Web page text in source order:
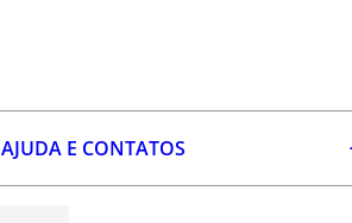
AJUDA E CONTATOS